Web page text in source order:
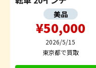
美品
¥50,000
2026/5/15
東京都で買取